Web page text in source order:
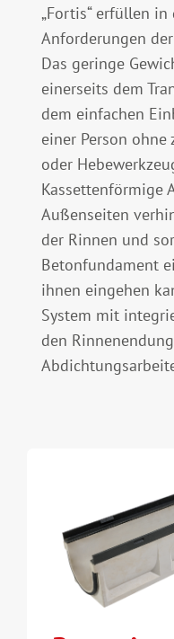
„Fortis“ erfüllen
Anforderungen
Das geringe
einerseits dem
dem einfachen
einer Person
oder
Kassettenförmige
Außenseiten
der Rinnen und
Betonfundament
ihnen eingehen
System mit
den